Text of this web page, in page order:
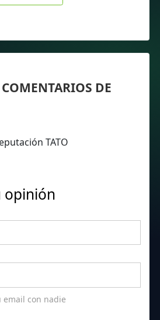
DE
TATO
opinión
con nadie